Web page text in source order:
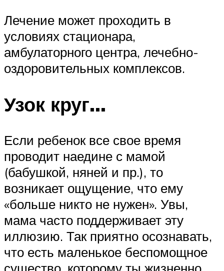
Лечение может проходить в
условиях стационара,
амбулаторного центра, лечебно-
оздоровительных комплексов.
Узок круг…
Если ребенок все свое время
проводит наедине с мамой
(бабушкой, няней и пр.), то
возникает ощущение, что ему
«больше никто не нужен». Увы,
мама часто поддерживает эту
иллюзию. Так приятно осознавать,
что есть маленькое беспомощное